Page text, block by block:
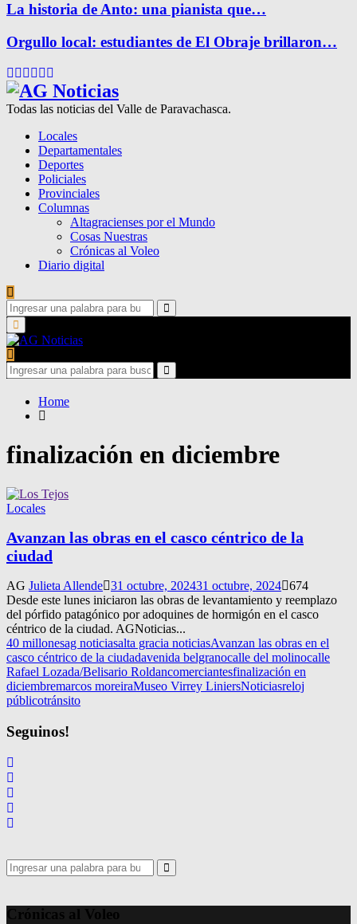
La historia de Anto: una pianista que…
Orgullo local: estudiantes de El Obraje brillaron…
Facebook
Twitter
Instagram
Pinterest
Google
Todas las noticias del Valle de Paravachasca.
Locales
Departamentales
Deportes
Policiales
Provinciales
Columnas
Altagracienses por el Mundo
Cosas Nuestras
Crónicas al Voleo
Diario digital
Search
for:
Search
Primary
Menu
Search
for:
Search
Home
finalización en diciembre
Locales
Avanzan las obras en el casco céntrico de la
ciudad
AG Julieta Allende 31 octubre, 202431 octubre, 2024 674
Desde este lunes iniciaron las obras de levantamiento y reemplazo
del pórfido patagónico por adoquines de hormigón en el casco
céntrico de la ciudad. AGNoticias...
40 millonesag noticiasalta gracia noticiasAvanzan las obras en el
casco céntrico de la ciudadavenida belgranocalle del molinocalle
Rafael Lozada/Belisario Roldancomerciantesfinalización en
diciembremarcos moreiraMuseo Virrey LiniersNoticiasreloj
públicotránsito
Seguinos!
Search
for:
Search
Crónicas al Voleo